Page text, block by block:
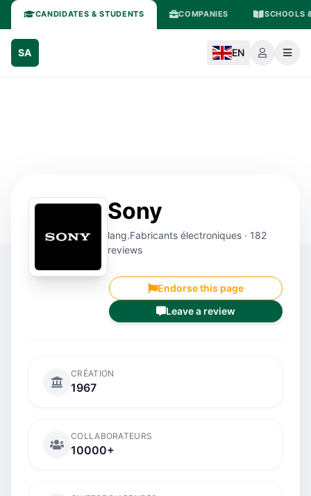
CANDIDATES & STUDENTS COMPANIES SCHOOLS
SA EN
Sony
lang.Fabricants électroniques · 182
reviews
Endorse this page
Leave a review
CRÉATION
1967
COLLABORATEURS
10000+